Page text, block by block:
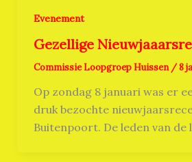
Evenement
Gezellige
Commissie Loopgroep Huissen /8
Op zondag 8 januari was er
druk bezochte
Buitenpoort. De leden van de